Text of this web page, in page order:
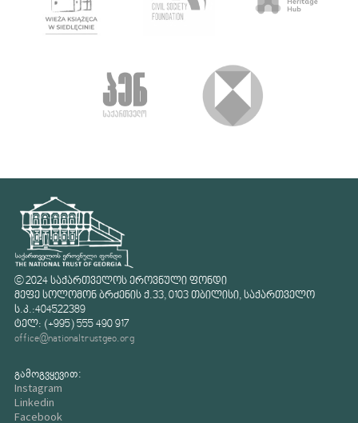
© 2024 საქართველოს ეროვნული ფონდი
მეფე სოლომონ ბრძენის ქ.33, 0103 თბილისი, საქართველო
ს.კ.:404522389
ტელ: (+995) 555 490 917
office@nationaltrustgeo.org
გამოგვყევით:
Instagram
Linkedin
Facebook